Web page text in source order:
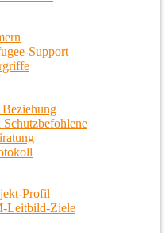
Support
Profil
Leitbild-Ziele